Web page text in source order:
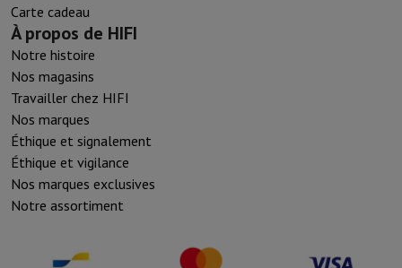
Carte cadeau
À propos de HIFI
Notre histoire
Nos magasins
Travailler chez HIFI
Nos marques
Éthique et signalement
Éthique et vigilance
Nos marques exclusives
Notre assortiment